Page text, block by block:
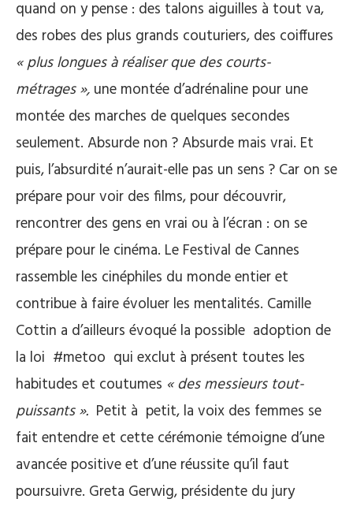
quand on y pense : des talons aiguilles à tout va,
des robes des plus grands couturiers, des coiffures
« plus longues à réaliser que des courts-
métrages », une montée d’adrénaline pour une
montée des marches de quelques secondes
seulement. Absurde non ? Absurde mais vrai. Et
puis, l’absurdité n’aurait-elle pas un sens ? Car on se
prépare pour voir des films, pour découvrir,
rencontrer des gens en vrai ou à l’écran : on se
prépare pour le cinéma. Le Festival de Cannes
rassemble les cinéphiles du monde entier et
contribue à faire évoluer les mentalités. Camille
Cottin a d’ailleurs évoqué la possible adoption de
la loi #metoo qui exclut à présent toutes les
habitudes et coutumes « des messieurs tout-
puissants ». Petit à petit, la voix des femmes se
fait entendre et cette cérémonie témoigne d’une
avancée positive et d’une réussite qu’il faut
poursuivre. Greta Gerwig, présidente du jury